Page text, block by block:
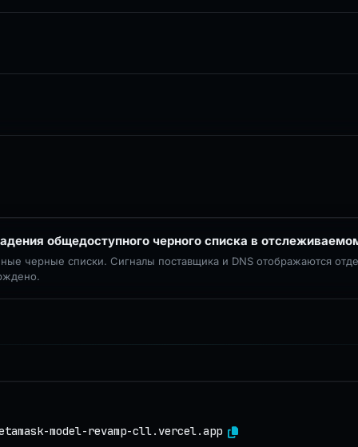
черные списки. Сигналы поставщика и DNS отображаются
model-revamp-cll.vercel.app